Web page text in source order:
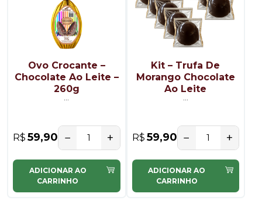
Ovo Crocante –
Chocolate Ao Leite –
260g
R$ 59,90 − +
ADICIONAR AO
CARRINHO
Kit – Trufa De
Morango Chocolate
Ao Leite
R$ 59,90 − +
ADICIONAR AO
CARRINHO